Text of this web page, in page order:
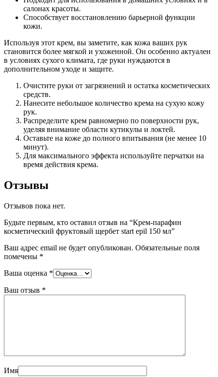
салонах красоты.
Способствует восстановлению барьерной функции
кожи.
Используя этот крем, вы заметите, как кожа ваших рук
становится более мягкой и ухоженной. Он особенно актуален
в условиях сухого климата, где руки нуждаются в
дополнительном уходе и защите.
Очистите руки от загрязнений и остатка косметических
средств.
Нанесите небольшое количество крема на сухую кожу
рук.
Распределите крем равномерно по поверхности рук,
уделяя внимание области кутикулы и локтей.
Оставьте на коже до полного впитывания (не менее 10
минут).
Для максимального эффекта используйте перчатки на
время действия крема.
Отзывы
Отзывов пока нет.
Будьте первым, кто оставил отзыв на “Крем-парафин
косметический фруктовый щербет start epil 150 мл”
Ваш адрес email не будет опубликован. Обязательные поля
помечены *
Ваша оценка *
Ваш отзыв *
Имя